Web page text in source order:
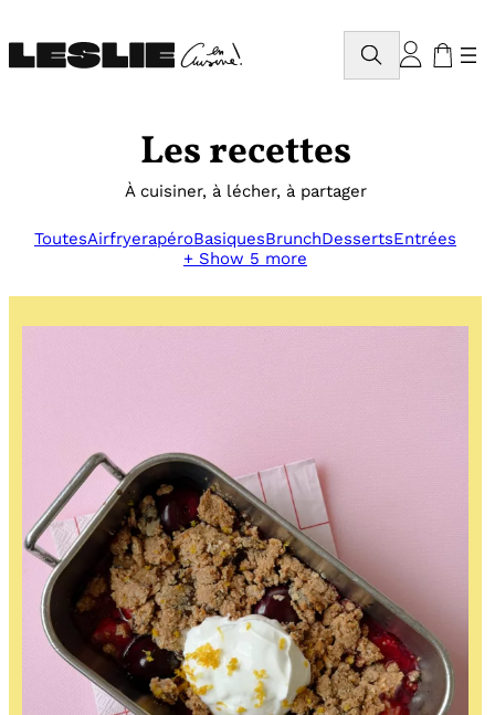
au
contenu
Rechercher
Les recettes
À cuisiner, à lécher, à partager
ToutesAirfryerapéroBasiquesBrunchDessertsEntrées
+ Show 5 more